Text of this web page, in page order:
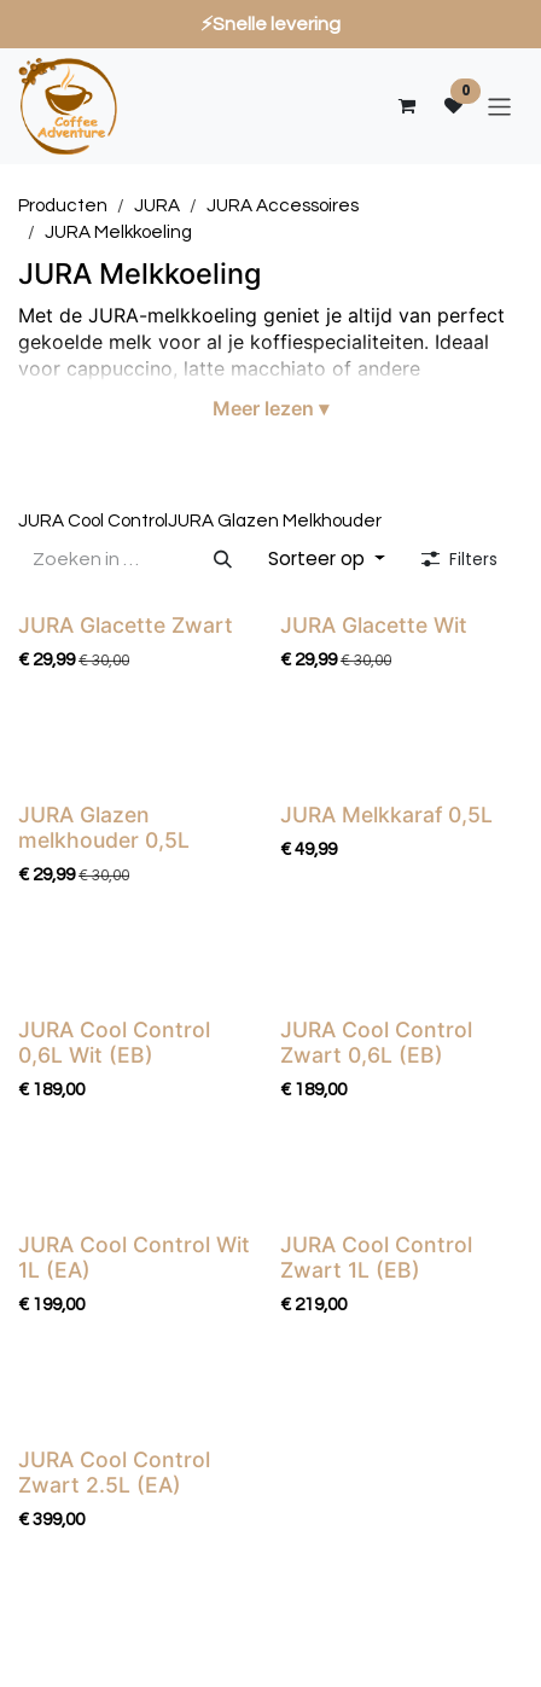
⚡Snelle levering
Overslaan naar inhoud
0
Producten JURA
JURA Accessoires
JURA Melkkoeling
JURA Melkkoeling
Met de JURA-melkkoeling geniet je altijd van perfect
gekoelde melk voor al je koffiespecialiteiten. Ideaal
voor cappuccino, latte macchiato of andere
melkdranken, thuis, op kantoor of in de horeca. Het
systeem zorgt voor constante temperatuur, hygiëne en
Meer lezen ▾
JURA Cool Control JURA Glazen Melkhouder
Sorteer op Filters
JURA Glacette Zwart
€ 29,99 €30,00
JURA Glacette Wit
€ 29,99 €30,00
JURA Glazen
melkhouder 0,5L
€ 29,99 €30,00
JURA Melkkaraf 0,5L
€49,99
JURA Cool Control
0,6L Wit (EB)
€ 189,00
JURA Cool Control
Zwart 0,6L (EB)
€ 189,00
JURA Cool Control Wit
1L (EA)
€ 199,00
JURA Cool Control
Zwart 1L (EB)
€ 219,00
JURA Cool Control
Zwart 2.5L (EA)
€399,00